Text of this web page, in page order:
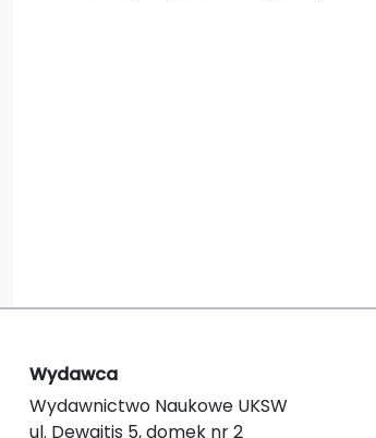
Wydawca
Wydawnictwo Naukowe UKSW
ul. Dewajtis 5, domek nr 2